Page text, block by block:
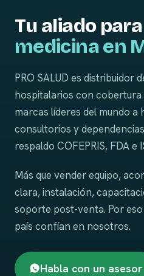
Tu aliado
medicina en
PRO SALUD es distribuidor
hospitalarios con
marcas líderes del mundo a
consultorios y
respaldo COFEPRIS, FDA e
Más que vender equipo,
clara, instalación,
soporte post-venta. Por
país confían en nosotros.
Habla con un asesor